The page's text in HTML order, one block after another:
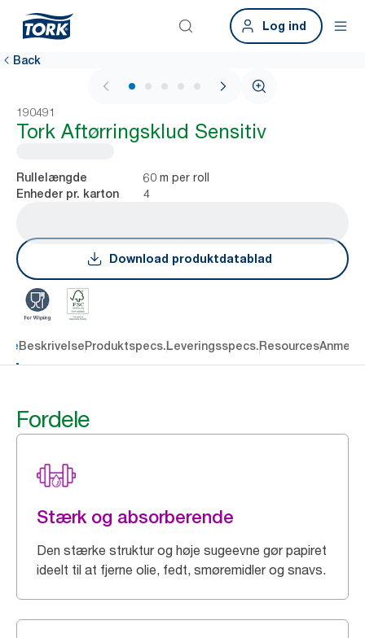
Log ind
Back
1 / 6
190491
Tork Aftørringsklud Sensitiv
Rullelængde 60 m per roll
Enheder pr. karton 4
Download produktdatablad
BeskrivelseProduktspecs.Leveringsspecs.Resources
Fordele
Stærk og absorberende
Den stærke struktur og høje sugeevne gør papiret
ideelt til at fjerne olie, fedt, smøremidler og snavs.